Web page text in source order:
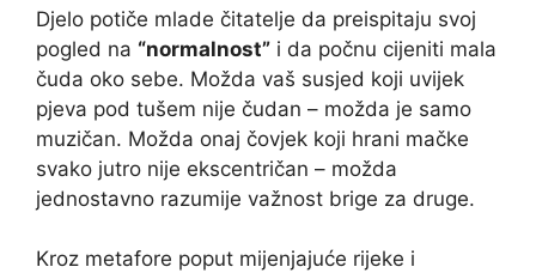
Djelo potiče mlade čitatelje da preispitaju svoj
pogled na “normalnost” i da počnu cijeniti mala
čuda oko sebe. Možda vaš susjed koji uvijek
pjeva pod tušem nije čudan – možda je samo
muzičan. Možda onaj čovjek koji hrani mačke
svako jutro nije ekscentričan – možda
jednostavno razumije važnost brige za druge.
Kroz metafore poput mijenjajuće rijeke i